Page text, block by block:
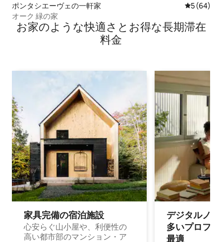
ポンタシエーヴェの一軒家 レビュー
5 (64)
オーク 緑の家
お家のような快⁠適⁠さ⁠とお⁠得⁠な長⁠期⁠滞⁠在
料⁠金
家具完備の宿⁠泊⁠施⁠設
心安らぐ山小屋や、利便性の
高い都市部のマンション・ア
デジタルノ
多⁠いプ⁠ロ⁠フ⁠
最⁠適